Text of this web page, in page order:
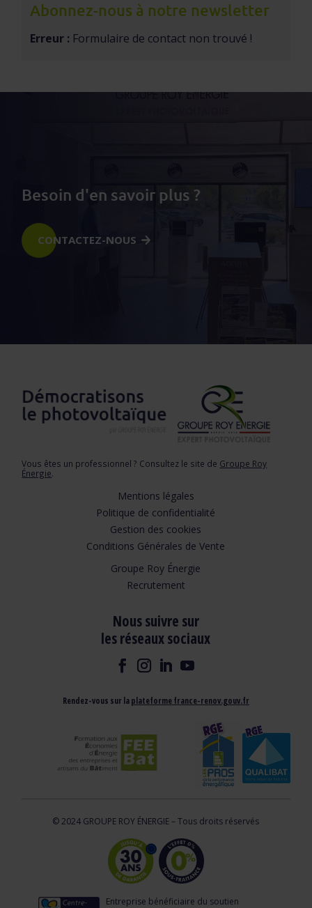
Abonnez-nous à notre newsletter
Erreur : Formulaire de contact non trouvé !
Besoin d'en savoir plus ?
CONTACTEZ-NOUS
Vous êtes un professionnel ? Consultez le site de Groupe Roy
Énergie.
Mentions légales
Politique de confidentialité
Gestion des cookies
Conditions Générales de Vente
Groupe Roy Énergie
Recrutement
Nous suivre sur
les réseaux sociaux
Rendez-vous sur laplateforme france-renov.gouv.fr
© 2024 GROUPE ROY ÉNERGIE – Tous droits réservés
Entreprise bénéficiaire du soutien